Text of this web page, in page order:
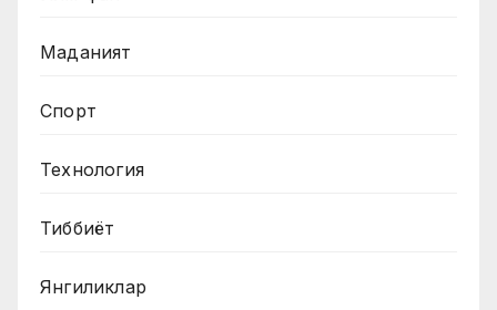
Маданият
Спорт
Технология
Тиббиёт
Янгиликлар